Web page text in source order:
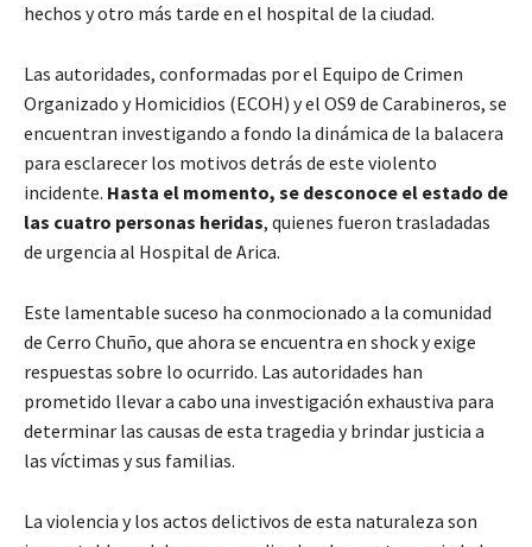
hechos y otro más tarde en el hospital de la ciudad.
Las autoridades, conformadas por el Equipo de Crimen
Organizado y Homicidios (ECOH) y el OS9 de Carabineros, se
encuentran investigando a fondo la dinámica de la balacera
para esclarecer los motivos detrás de este violento
incidente. Hasta el momento, se desconoce el estado de
las cuatro personas heridas, quienes fueron trasladadas
de urgencia al Hospital de Arica.
Este lamentable suceso ha conmocionado a la comunidad
de Cerro Chuño, que ahora se encuentra en shock y exige
respuestas sobre lo ocurrido. Las autoridades han
prometido llevar a cabo una investigación exhaustiva para
determinar las causas de esta tragedia y brindar justicia a
las víctimas y sus familias.
La violencia y los actos delictivos de esta naturaleza son